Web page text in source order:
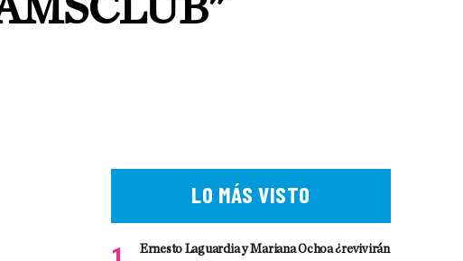
LO MÁS VISTO
Ernesto Laguardia y Mariana Ochoa ¿revivirán